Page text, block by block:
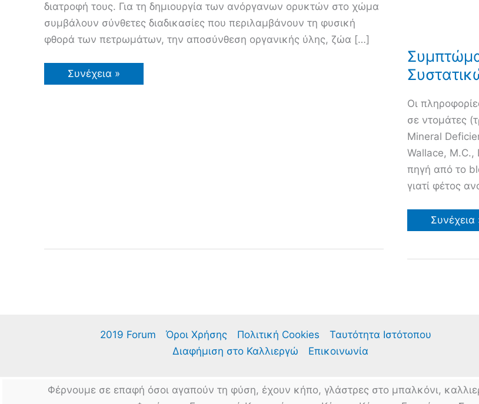
διατροφή τους. Για τη δημιουργία των ανόργανων ορυκτών στο χώμα
συμβάλουν σύνθετες διαδικασίες που περιλαμβάνουν τη φυσική
φθορά των πετρωμάτων, την αποσύνθεση οργανικής ύλης, ζώα […]
Θρεπτικά
Στοιχεία
Συνέχεια »
Οι
σε ντομάτες
Mineral
Wallace, M.C.,
πηγή από το
γιατί φέτος
Έλλειψης
σε
Συνέχεια
2019 Forum Όροι Χρήσης Πολιτική Cookies
Ταυτότητα Ιστότοπου
Διαφήμιση στο Καλλιεργώ
Επικοινωνία
Φέρνουμε σε επαφή όσοι αγαπούν τη φύση, έχουν κήπο, γλάστρες στο μπαλκόνι,